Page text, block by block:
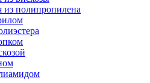
из полипропилена